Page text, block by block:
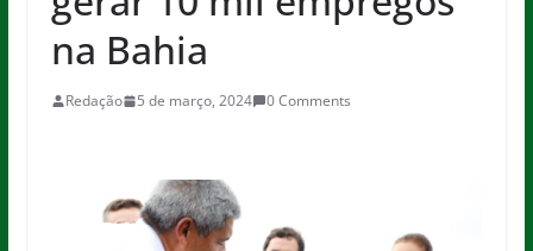
na Bahia
Redação 5 de março, 2024 0 Comments